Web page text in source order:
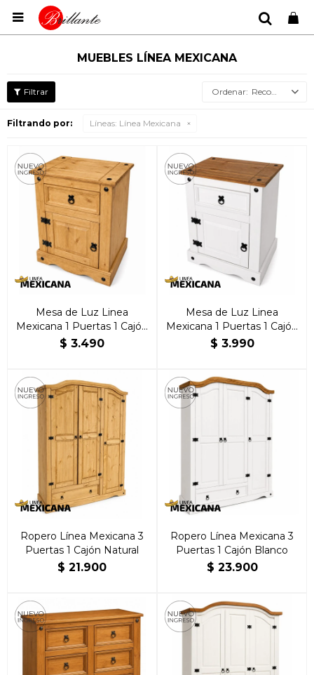

MUEBLES LÍNEA MEXICANA
Recomendados
Filtrando por: Líneas: Línea Mexicana
Mesa de Luz Linea
Mexicana 1 Puertas 1 Cajón
Natural
$ 3.490
Mesa de Luz Linea
Mexicana 1 Puertas 1 Cajón
Blanca
$ 3.990
Ropero Línea Mexicana 3
Puertas 1 Cajón Natural
$ 21.900
Ropero Línea Mexicana 3
Puertas 1 Cajón Blanco
$ 23.900